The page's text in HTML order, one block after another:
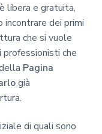
libera e gratuita,
incontrare dei primi
che si vuole
professionisti che
Pagina
già
di quali sono